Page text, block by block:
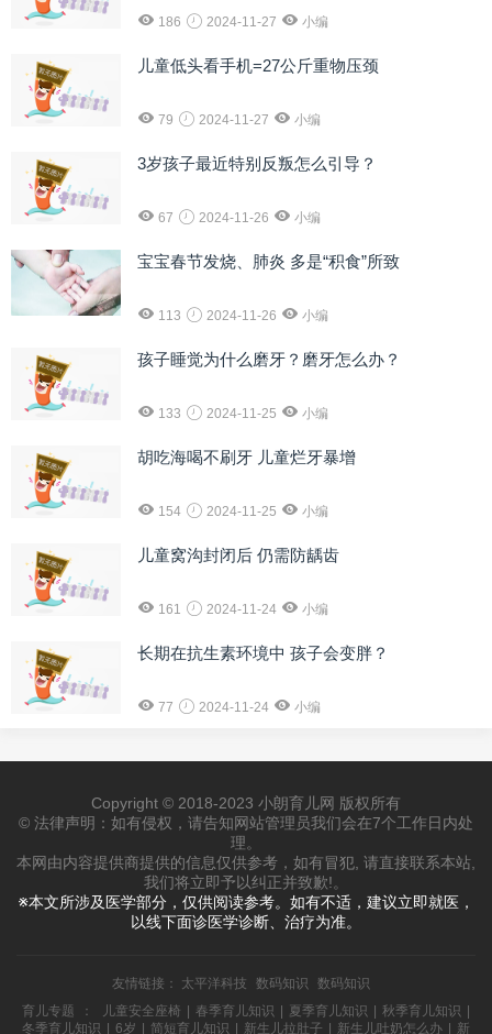
186 2024-11-27 小编
儿童低头看手机=27公斤重物压颈
79 2024-11-27 小编
3岁孩子最近特别反叛怎么引导？
67 2024-11-26 小编
宝宝春节发烧、肺炎 多是“积食”所致
113 2024-11-26 小编
孩子睡觉为什么磨牙？磨牙怎么办？
133 2024-11-25 小编
胡吃海喝不刷牙 儿童烂牙暴增
154 2024-11-25 小编
儿童窝沟封闭后 仍需防龋齿
161 2024-11-24 小编
长期在抗生素环境中 孩子会变胖？
77 2024-11-24 小编
Copyright © 2018-2023 小朗育儿网 版权所有
© 法律声明：如有侵权，请告知网站管理员我们会在7个工作日内处
理。
本网由内容提供商提供的信息仅供参考，如有冒犯, 请直接联系本站,
我们将立即予以纠正并致歉!。
※本文所涉及医学部分，仅供阅读参考。如有不适，建议立即就医，
以线下面诊医学诊断、治疗为准。
友情链接： 太平洋科技 数码知识
数码知识
育儿专题
： 儿童安全座椅 春季育儿知识 夏季育儿知识 秋季育儿知识
冬季育儿知识
6岁 简短育儿知识 新生儿拉肚子 新生儿吐奶怎么办 新